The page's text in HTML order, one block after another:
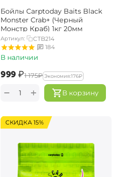
Бойлы Carptoday Baits Black
Monster Crab+ (Черный
Монстр Краб) 1кг 20мм
Артикул:
CTB214
184
В наличии
‍999‍₽‍1 175‍₽ Экономия:‍176‍₽
В корзину
+
−
СКИДКА 15%